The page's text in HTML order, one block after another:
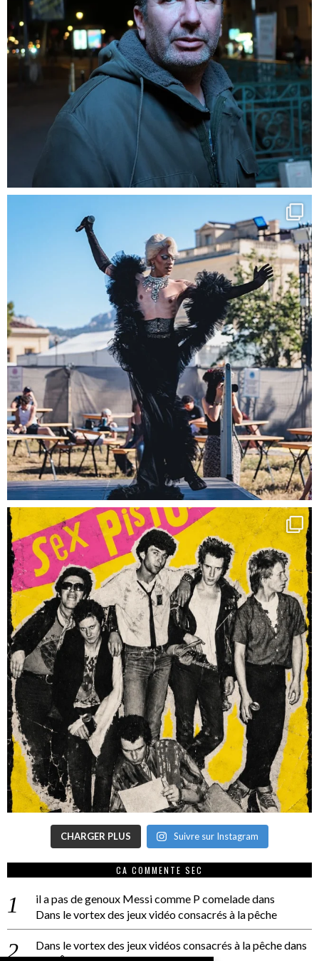
CHARGER PLUS Suivre sur Instagram
CA COMMENTE SEC
il a pas de genoux Messi comme P comeladedans
Dans le vortex des jeux vidéo consacrés à la pêche
Dans le vortex des jeux vidéos consacrés à la pêchedans